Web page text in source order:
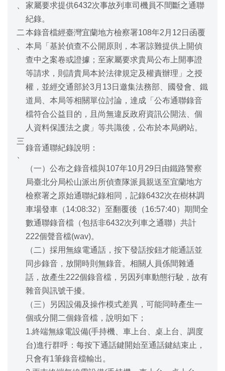
家屬要求提供6432次事故列車司機員不間斷之通聯
紀錄。
二 本錄音檔經臺灣宜蘭地方檢察署108年2月12日函覆
本局「基於偵查不公開原則，本署諒難提供上開偵
查中之案卷或證據；至家屬要求貴局公布上開事證
等請求，則請貴局本於法律規定及權責辦理」之授
權，並經交通部於3月13日邀集法務部、國發會、鐵
道局、本局等相關單位討論，達成「公布通聯錄音
檔符合公益目的，且尚無違反政府資訊公開法、個
人資料保護法之虞」等共識後，公布於本局網站。
三
錄音通聯紀錄說明：
（一）公布之錄音檔與107年10月29日由鐵路警察
局臺北分局松山派出所偵查隊派員親送至宜蘭地方
檢察署之原始通聯紀錄相同，記錄6432次在樹林調
車場發車（14:08:32）至翻覆後（16:57:40）期間全
數通聯錄音檔（包括非6432次列車之通聯）共計
222個聲音檔(wav)。
（二）採用無線電通話，按下發話按鈕才能通話並
同步錄音，放開時則無錄音。相關人員係間雜通
話，故產生222個錄音檔，另因列車動態行駛，故有
雜音與訊號干擾。
（三）另因設備及操作模式差異，可能同時產生一
個或分開二個錄音檔，說明如下；
1.終端無線電設備(手持機、車上台、桌上台、調度
台)進行群呼：每按下通話鍵開始至通話鍵結束止，
只會有1筆錄音檔輸出。